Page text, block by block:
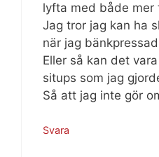
lyfta med både mer
Jag tror jag kan ha
när jag
Eller så kan det
situps som jag
Så att jag inte gör
Svara